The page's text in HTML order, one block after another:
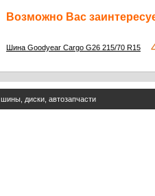
Возможно Вас
Шина Goodyear Cargo G26 215/70 R15
шины, диски, автозапчасти